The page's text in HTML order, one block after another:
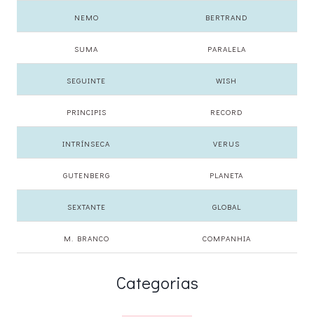
NEMO BERTRAND
SUMA PARALELA
SEGUINTE WISH
PRINCIPIS RECORD
INTRÍNSECA VERUS
GUTENBERG PLANETA
SEXTANTE GLOBAL
M. BRANCO COMPANHIA
Categorias